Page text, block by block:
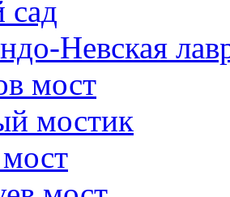
сад
Невская
мост
мостик